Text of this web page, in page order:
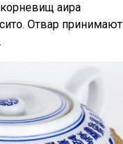
аира
Отвар принимают